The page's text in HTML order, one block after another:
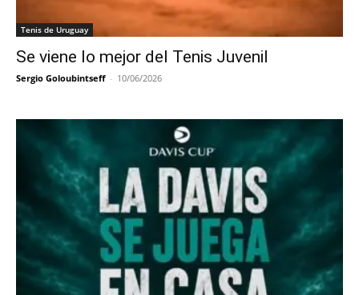
Tenis de Uruguay
Se viene lo mejor del Tenis Juvenil
Sergio Goloubintseff - 10/06/2026